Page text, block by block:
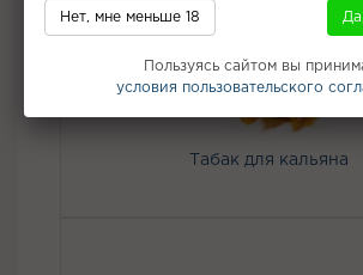
Табак для кальяна
Нет, мне меньше 18
Пользуясь сайтом вы
условия пользовательского